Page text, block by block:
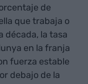
de
que trabaja o
década, la tasa
en la franja
fuerza estable
debajo de la